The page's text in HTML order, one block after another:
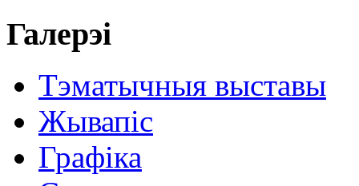
Галерэі
Тэматычныя выставы
Жывапіс
Графіка